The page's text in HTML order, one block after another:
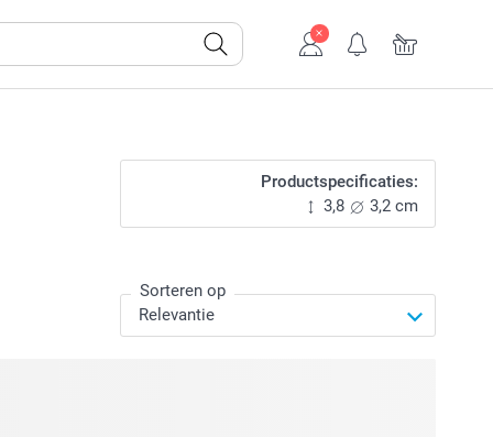
Productspecificaties:
3,8
3,2 cm
Sorteren op